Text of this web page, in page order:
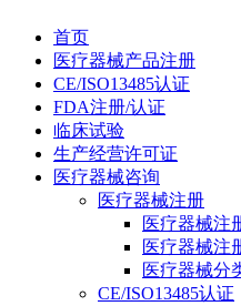
首页
医疗器械产品注册
CE/ISO13485认证
FDA注册/认证
临床试验
生产经营许可证
医疗器械咨询
医疗器械注册
医疗器械注
医疗器械注
医疗器械分
CE/ISO13485认证